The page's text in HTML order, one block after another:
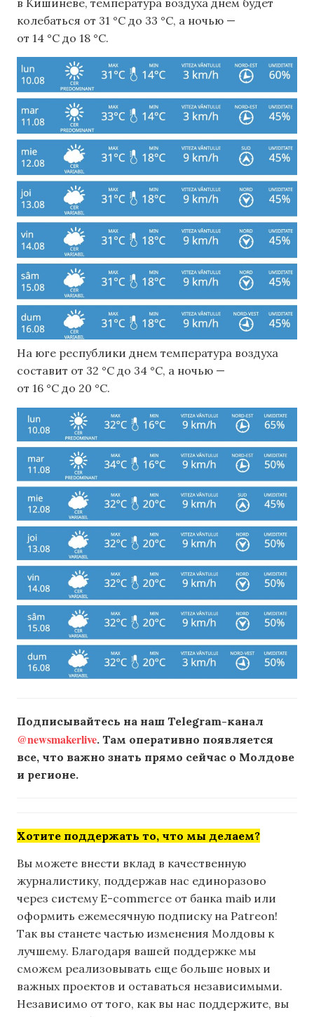
колебаться от 31 °C до 33 °C, а ночью —
от 14 °C до 18 °C.
На юге республики днем ​​температура воздуха
составит от 32 °C до 34 °C, а ночью —
от 16 °C до 20 °C.
Подписывайтесь на наш Telegram-канал
@newsmakerlive. Там оперативно появляется
все, что важно знать прямо сейчас о Молдове
и регионе.
Хотите поддержать то, что мы делаем?
Вы можете внести вклад в качественную
журналистику, поддержав нас единоразово
через систему E-commerce от банка maib или
оформить ежемесячную подписку на Patreon!
Так вы станете частью изменения Молдовы к
лучшему. Благодаря вашей поддержке мы
сможем реализовывать еще больше новых и
важных проектов и оставаться независимыми.
Независимо от того, как вы нас поддержите, вы